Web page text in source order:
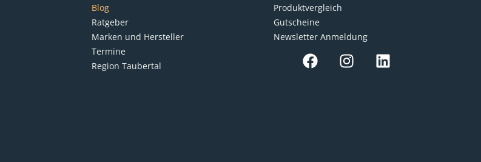
Blog
Ratgeber
Marken und Hersteller
Termine
Region Taubertal
Produktvergleich
Gutscheine
Newsletter Anmeldung